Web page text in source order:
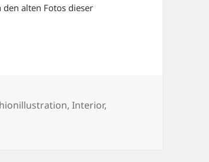
alten Fotos dieser
,Interior,
AUDREY.